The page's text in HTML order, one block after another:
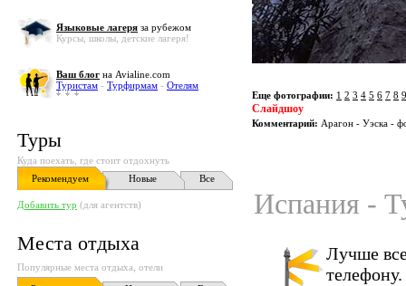
Языковые лагеря за рубежом
Курсы, школы, детские лагеря!
Ваш блог на Avialine.com
Туристам - Турфирмам - Отелям
Туры
Куда поехать, где стоит отдохнуть
Рекомендуем
Новые Все
Добавить тур (для агентств)
Места отдыха
Популярные места отдыха, отели
Еще фотографии: 1 2 3 4 5 6 7 8 9
Слайдшоу
Комментарий: Арагон - Уэска -
Испания -
Лучше